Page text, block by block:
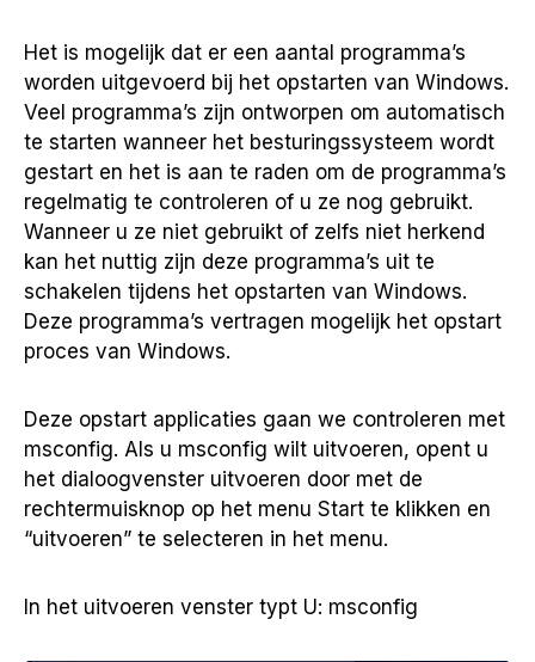
Het is mogelijk dat er een aantal programma’s
worden uitgevoerd bij het opstarten van Windows.
Veel programma’s zijn ontworpen om automatisch
te starten wanneer het besturingssysteem wordt
gestart en het is aan te raden om de programma’s
regelmatig te controleren of u ze nog gebruikt.
Wanneer u ze niet gebruikt of zelfs niet herkend
kan het nuttig zijn deze programma’s uit te
schakelen tijdens het opstarten van Windows.
Deze programma’s vertragen mogelijk het opstart
proces van Windows.
Deze opstart applicaties gaan we controleren met
msconfig. Als u msconfig wilt uitvoeren, opent u
het dialoogvenster uitvoeren door met de
rechtermuisknop op het menu Start te klikken en
“uitvoeren” te selecteren in het menu.
In het uitvoeren venster typt U: msconfig